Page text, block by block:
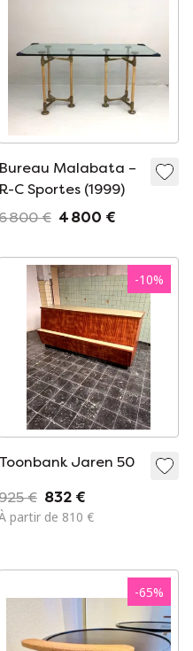
Bureau Malabata –
R-C Sportes (1999)
800 € 4 800 €
-10%
Toonbank Jaren 50
€ 832 €
partir de 810 €
-65%